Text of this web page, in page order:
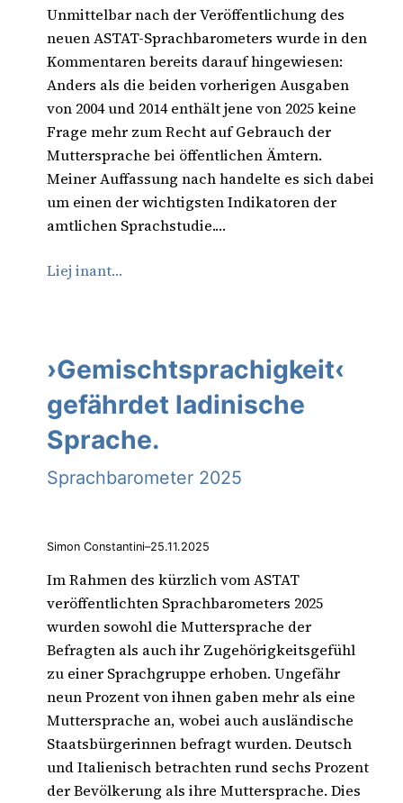
Unmittelbar nach der Veröffentlichung des
neuen ASTAT-Sprachbarometers wurde in den
Kommentaren bereits darauf hingewiesen:
Anders als die beiden vorherigen Ausgaben
von 2004 und 2014 enthält jene von 2025 keine
Frage mehr zum Recht auf Gebrauch der
Muttersprache bei öffentlichen Ämtern.
Meiner Auffassung nach handelte es sich dabei
um einen der wichtigsten Indikatoren der
amtlichen Sprachstudie.…
Liej inant…
›Gemischtsprachigkeit‹
gefährdet ladinische
Sprache.
Sprachbarometer 2025
Simon Constantini–25.11.2025
Im Rahmen des kürzlich vom ASTAT
veröffentlichten Sprachbarometers 2025
wurden sowohl die Muttersprache der
Befragten als auch ihr Zugehörigkeitsgefühl
zu einer Sprachgruppe erhoben. Ungefähr
neun Prozent von ihnen gaben mehr als eine
Muttersprache an, wobei auch ausländische
Staatsbürgerinnen befragt wurden. Deutsch
und Italienisch betrachten rund sechs Prozent
der Bevölkerung als ihre Muttersprache. Dies